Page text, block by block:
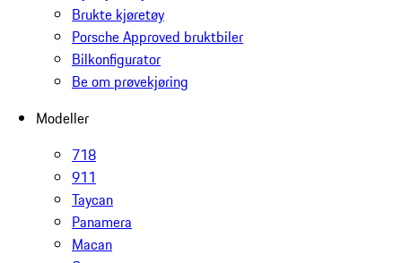
Brukte kjøretøy
Porsche Approved bruktbiler
Bilkonfigurator
Be om prøvekjøring
Modeller
718
911
Taycan
Panamera
Macan